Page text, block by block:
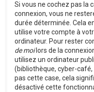
Si vous ne cochez pas la
connexion, vous ne
durée déterminée. Cela
utilise votre compte à
ordinateur. Pour rester
de moilors de la
utilisez un ordinateur
(bibliothèque, cyber-café,
pas cette case, cela
désactivé cette